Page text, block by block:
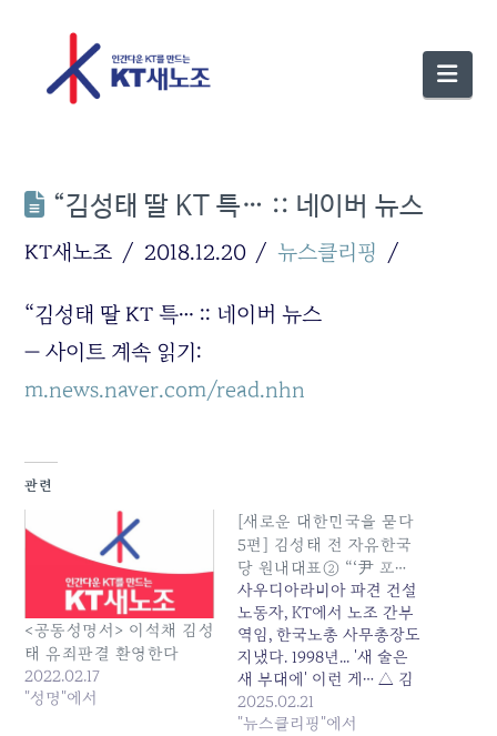
“김성태 딸 KT 특… :: 네이버 뉴스
KT새노조 2018.12.20 뉴스클리핑
“김성태 딸 KT 특… :: 네이버 뉴스
— 사이트 계속 읽기:
m.news.naver.com/read.nhn
관련
<공동성명서> 이석채 김성
태 유죄판결 환영한다
2022.02.17
"성명"에서
[새로운 대한민국을 묻다
5편] 김성태 전 자유한국
당 원내대표② “‘尹 포…
사우디아라비아 파견 건설
노동자, KT에서 노조 간부
역임, 한국노총 사무총장도
지냈다. 1998년... '새 술은
새 부대에' 이런 게… △ 김
성태> 그런 인식은 갖춰졌
는데 앞으로 조기 대선 당내
2025.02.21
"뉴스클리핑"에서